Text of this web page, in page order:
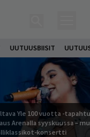
UUTUUSBIISIT
Yle 100 vuotta -
Arenalla syyskuussa –
konsertti